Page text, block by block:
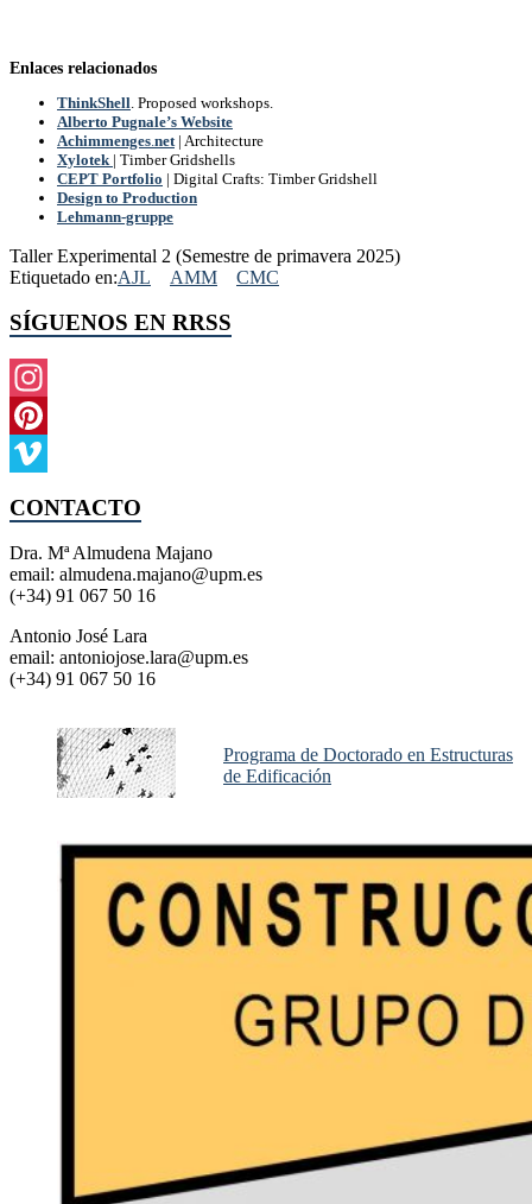
Enlaces relacionados
ThinkShell . Proposed workshops.
Alberto Pugnale’s Website
Achimmenges net | Architecture
Xylotek | Timber Gridshells
CEPT Portfolio | Digital Crafts: Timber Gridshell
Design to Production
Lehmann-gruppe
Taller Experimental 2 (Semestre de primavera 2025)
Etiquetado en:AJL AMM CMC
SÍGUENOS EN RRSS
Instagram
Pinterest
CONTACTO
Dra. Mª Almudena Majano
email: almudena.majano@upm.es
(+34) 91 067 50 16
Antonio José Lara
email: antoniojose.lara@upm.es
(+34) 91 067 50 16
Programa de Doctorado en Estructuras
de Edificación